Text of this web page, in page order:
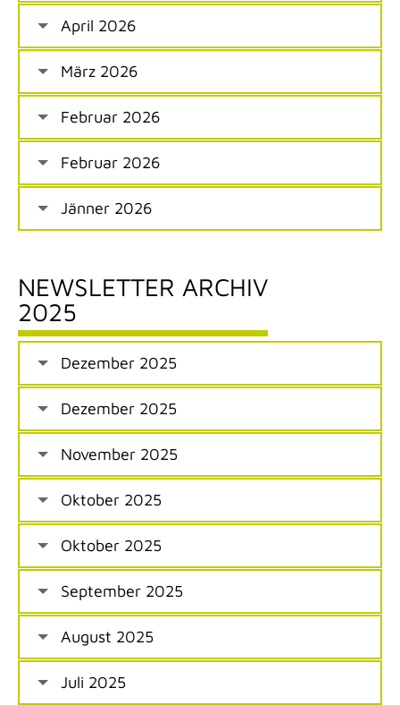
April 2026
März 2026
Februar 2026
Februar 2026
Jänner 2026
NEWSLETTER ARCHIV
2025
Dezember 2025
Dezember 2025
November 2025
Oktober 2025
Oktober 2025
September 2025
August 2025
Juli 2025